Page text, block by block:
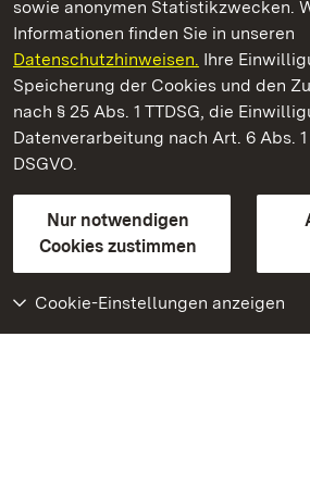
sowie anonymen Statistikzwecken.
Informationen finden Sie in unseren
Datenschutzhinweisen. Ihre
Speicherung der Cookies und den
nach § 25 Abs. 1 TTDSG, die
Datenverarbeitung nach Art. 6 Abs.
DSGVO.
Nur notwendigen
Cookies zustimmen
Cookie-Einstellungen anzeigen
Staatliche Schlösser und Gärten
Staatliche Schlösser und Gärten
Kontakt
GebärdenspracheLeichte Sprache
Erklärung zur Barrierefreiheit
BITV-konform (geprüfte Seiten)
Weiteres